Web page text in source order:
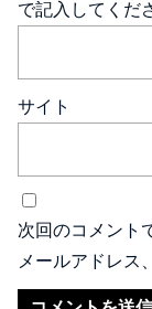
で記入してくだ
サイト
次回のコメント
メールアドレス